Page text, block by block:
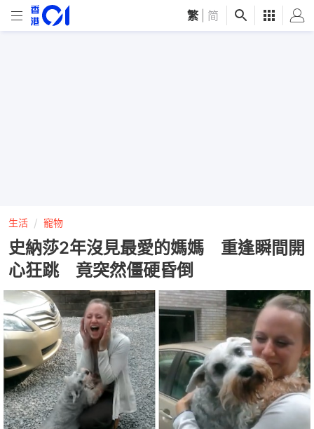
繁 简
生活 寵物
史納莎2年沒見最愛的媽媽 重逢瞬間開
心狂跳 竟突然僵硬昏倒